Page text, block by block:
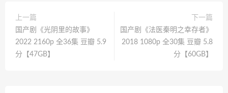
上一篇
国产剧《光阴里的故事》
2022 2160p 全36集 豆瓣 5.9
分【47GB】
下一篇
国产剧《法医秦明之幸存者》
2018 1080p 全30集 豆瓣 5.8
分【60GB】